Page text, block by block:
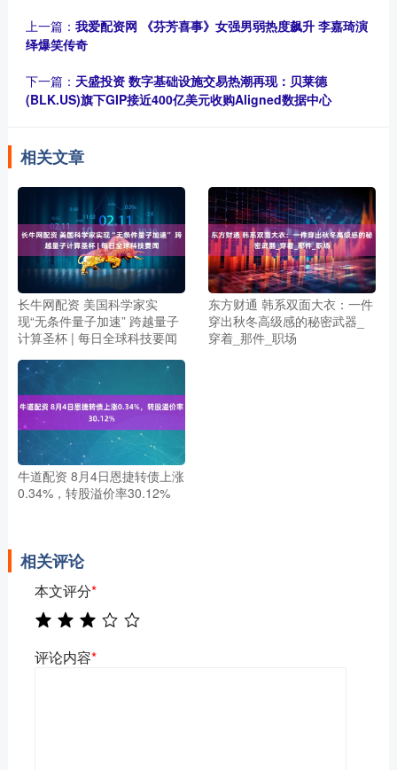
上一篇： 我爱配资网 《芬芳喜事》女强男弱热度飙升 李嘉琦演
绎爆笑传奇
下一篇： 天盛投资 数字基础设施交易热潮再现：贝莱德
(BLK.US)旗下GIP接近400亿美元收购Aligned数据中心
相关文章
长牛网配资 美国科学家实
现“无条件量子加速” 跨越量子
计算圣杯 | 每日全球科技要闻
东方财通 韩系双面大衣：一件
穿出秋冬高级感的秘密武器_
穿着_那件_职场
牛道配资 8月4日恩捷转债上涨
0.34%，转股溢价率30.12%
相关评论
本文评分*
评论内容*